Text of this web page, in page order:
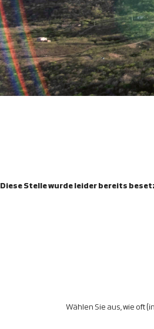
Diese Stelle wurde leider bereits
Wählen Sie aus, wie oft